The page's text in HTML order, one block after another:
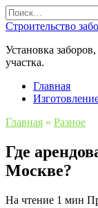
Перейти
к
содержанию
Search
for:
Строительство
Установка
участка.
Главная
Главная » Разное
Где
Москве?
На чтение 1 мин